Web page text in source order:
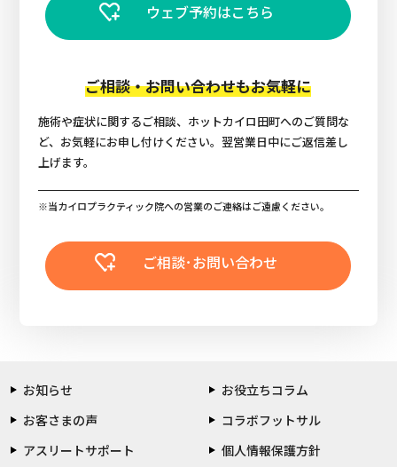
ウェブ予約はこちら
ご相談・お問い合わせもお気軽に
施術や症状に関するご相談、ホットカイロ田町へのご質問な
ど、お気軽にお申し付けください。翌営業日中にご返信差し
上げます。
※当カイロプラクティック院への営業のご連絡はご遠慮ください。
ご相談･お問い合わせ
お知らせ
お役立ちコラム
お客さまの声
コラボフットサル
アスリートサポート
個人情報保護方針